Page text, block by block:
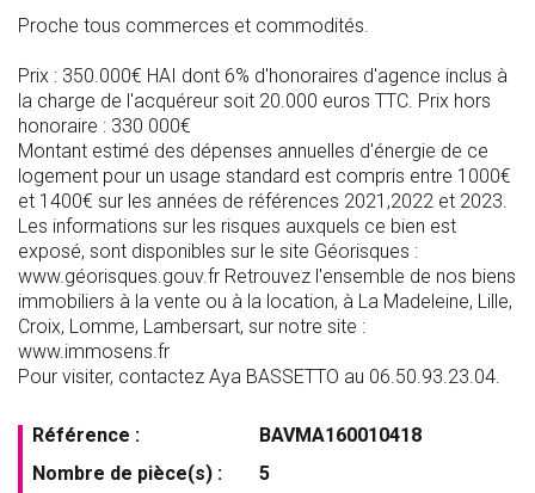
Proche tous commerces et commodités.
Prix : 350.000€ HAI dont 6% d'honoraires d'agence inclus à
la charge de l'acquéreur soit 20.000 euros TTC. Prix hors
honoraire : 330 000€
Montant estimé des dépenses annuelles d'énergie de ce
logement pour un usage standard est compris entre 1000€
et 1400€ sur les années de références 2021,2022 et 2023.
Les informations sur les risques auxquels ce bien est
exposé, sont disponibles sur le site Géorisques :
www.géorisques.gouv.fr Retrouvez l'ensemble de nos biens
immobiliers à la vente ou à la location, à La Madeleine, Lille,
Croix, Lomme, Lambersart, sur notre site :
www.immosens.fr
Pour visiter, contactez Aya BASSETTO au 06.50.93.23.04.
Référence :
BAVMA160010418
Nombre de pièce(s) :
5